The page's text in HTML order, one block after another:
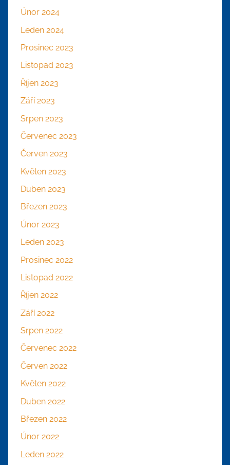
Únor 2024
Leden 2024
Prosinec 2023
Listopad 2023
Říjen 2023
Září 2023
Srpen 2023
Červenec 2023
Červen 2023
Květen 2023
Duben 2023
Březen 2023
Únor 2023
Leden 2023
Prosinec 2022
Listopad 2022
Říjen 2022
Září 2022
Srpen 2022
Červenec 2022
Červen 2022
Květen 2022
Duben 2022
Březen 2022
Únor 2022
Leden 2022